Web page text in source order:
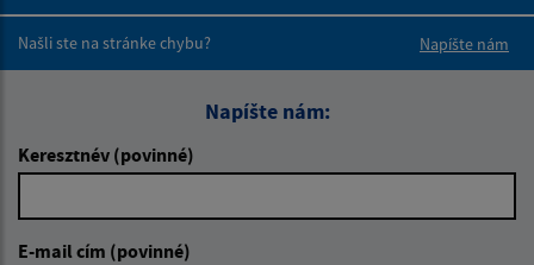
Našli ste na stránke chybu?
Napíšte nám
Napíšte nám:
Keresztnév (povinné)
E-mail cím (povinné)